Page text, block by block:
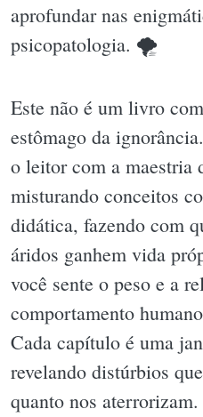
aprofundar nas
psicopatologia. 🌪
Este não é um livro
estômago da
o leitor com a maestria
misturando conceitos
didática, fazendo com
áridos ganhem vida
você sente o peso e a
comportamento
Cada capítulo é uma
revelando distúrbios
quanto nos